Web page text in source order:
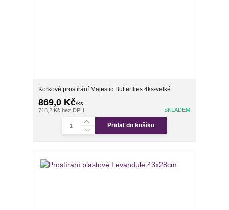
Korkové prostírání Majestic Butterflies 4ks-velké
869,0 Kč/ks
718,2 Kč bez DPH SKLADEM
Přidat do košíku